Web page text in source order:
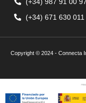
(+34) 671 630 011
Copyright © 2024 - Connecta